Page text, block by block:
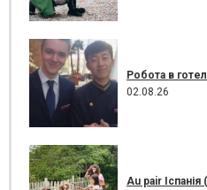
Робота в
02.08.26
Au pair